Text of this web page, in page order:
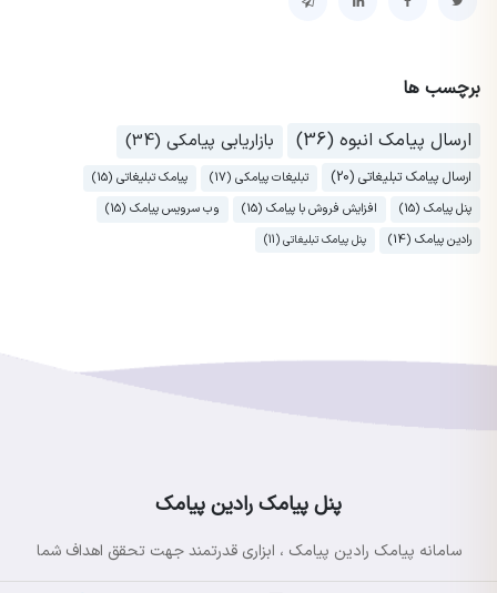
برچسب ها
ارسال پیامک انبوه (36)
بازاریابی پیامکی (34)
ارسال پیامک تبلیغاتی (20) تبلیغات پیامکی (17)
پیامک تبلیغاتی (15)
پنل پیامک (15)
افزایش فروش با پیامک (15)
وب سرویس پیامک (15)
رادین پیامک (14)
پنل پیامک تبلیغاتی (11)
پنل پیامک رادین پیامک
سامانه پیامک رادین پیامک ، ابزاری قدرتمند جهت تحقق اهداف شما